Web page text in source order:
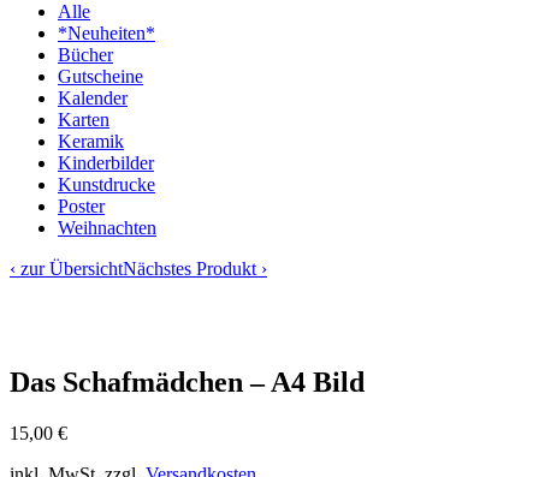
Alle
*Neuheiten*
Bücher
Gutscheine
Kalender
Karten
Keramik
Kinderbilder
Kunstdrucke
Poster
Weihnachten
‹ zur ÜbersichtNächstes Produkt ›
Das Schafmädchen – A4 Bild
15,00 €